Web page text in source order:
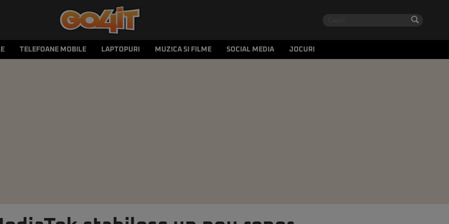
TELEFOANE MOBILE LAPTOPURI MUZICA SI FILME SOCIAL MEDIA JOCURI